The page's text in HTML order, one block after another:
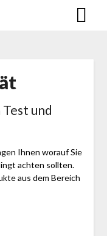
und
Ihnen worauf Sie
achten sollten.
aus dem Bereich